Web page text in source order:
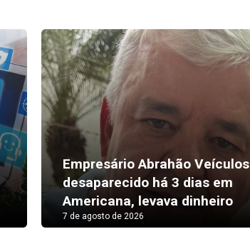
Empresário Abrahão Veículos
desaparecido há 3 dias em
Americana, levava dinheiro
7 de agosto de 2026